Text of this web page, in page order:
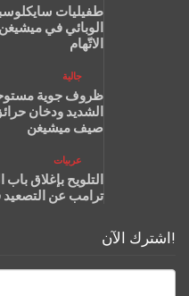
طفيليات
الوبائي في
الاتّهام
جالية
ظروف جوية
الشديد ودخان
صيف ميشيغن
عربيات
التلويح بإغلاق
ترامب عن
اشترك الآن!